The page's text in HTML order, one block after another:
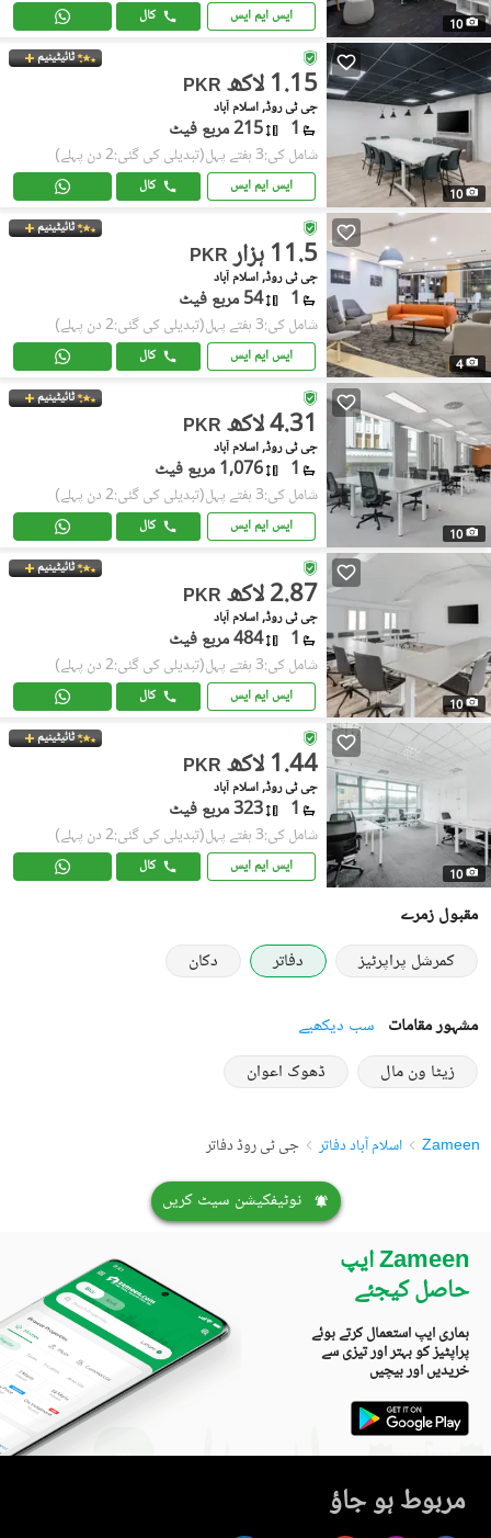
10 ایس ایم ایس کال
10
ٹائیٹینیم
PKR 1.15 لاکھ
جی ٹی روڈ, اسلام آباد
1 215 مربع فیٹ
شامل کی:3 ہفتے پہل (تبدیلی کی گئی:2 دن پہلے)
ایس ایم ایس کال
4
ٹائیٹینیم
PKR 11.5 ہزار
جی ٹی روڈ, اسلام آباد
1 54 مربع فیٹ
شامل کی:3 ہفتے پہل (تبدیلی کی گئی:2 دن پہلے)
ایس ایم ایس کال
10
ٹائیٹینیم
PKR 4.31 لاکھ
جی ٹی روڈ, اسلام آباد
1 1,076 مربع فیٹ
شامل کی:3 ہفتے پہل (تبدیلی کی گئی:2 دن پہلے)
ایس ایم ایس کال
10
ٹائیٹینیم
PKR 2.87 لاکھ
جی ٹی روڈ, اسلام آباد
1 484 مربع فیٹ
شامل کی:3 ہفتے پہل (تبدیلی کی گئی:2 دن پہلے)
ایس ایم ایس کال
10
ٹائیٹینیم
PKR 1.44 لاکھ
جی ٹی روڈ, اسلام آباد
1 323 مربع فیٹ
شامل کی:3 ہفتے پہل (تبدیلی کی گئی:2 دن پہلے)
ایس ایم ایس کال
مقبول زمرے
کمرشل پراپرٹیز
دفاتر دکان
مشہور مقامات سب دیکھیے
زیٹا ون مال
ڈھوک اعوان
Zameen اسلام آباد دفاتر جی ٹی روڈ دفاتر
نوٹیفکیشن سیٹ کریں
Zameen ایپ
حاصل کیجئے
ہماری ایپ استعمال کرتے ہوئے
پراپٹیز کو بہتر اور تیزی سے
خریدیں اور بیچیں
مربوط ہو جاؤ